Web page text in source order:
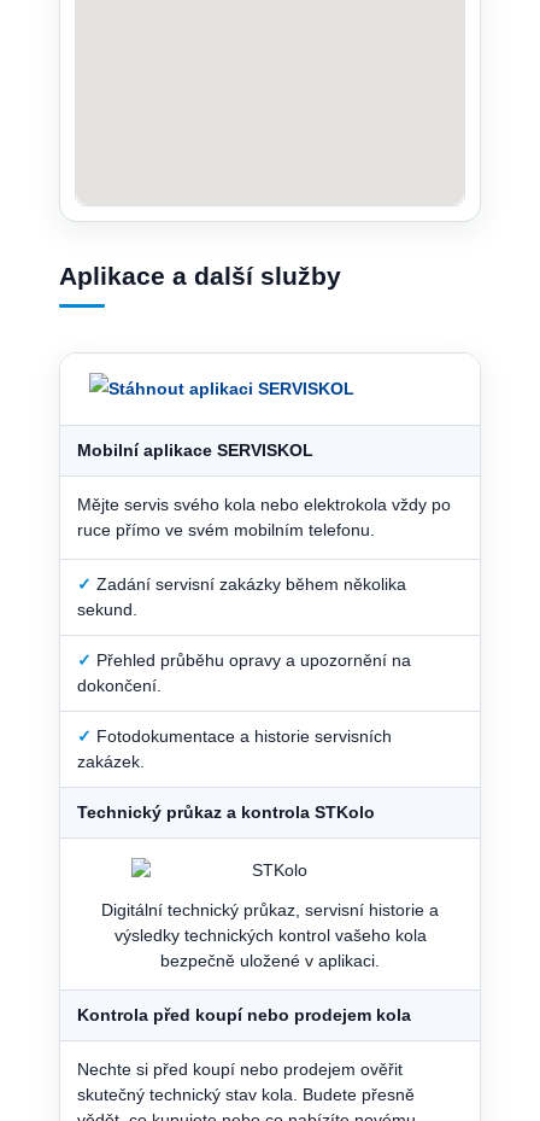
Aplikace a další služby
Mobilní aplikace SERVISKOL
Mějte servis svého kola nebo elektrokola vždy po
ruce přímo ve svém mobilním telefonu.
✓ Zadání servisní zakázky během několika
sekund.
✓ Přehled průběhu opravy a upozornění na
dokončení.
✓ Fotodokumentace a historie servisních
zakázek.
Technický průkaz a kontrola STKolo
Digitální technický průkaz, servisní historie a
výsledky technických kontrol vašeho kola
bezpečně uložené v aplikaci.
Kontrola před koupí nebo prodejem kola
Nechte si před koupí nebo prodejem ověřit
skutečný technický stav kola. Budete přesně